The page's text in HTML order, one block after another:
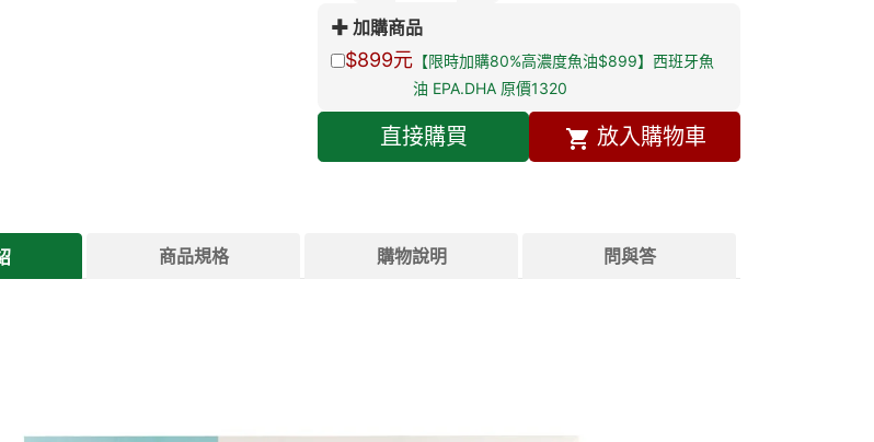
加購商品
$899元 【限時加購80%高濃度魚油$899】西班牙魚
油 EPA.DHA 原價1320
直接購買 放入購物車
商品規格 購物說明 問與答